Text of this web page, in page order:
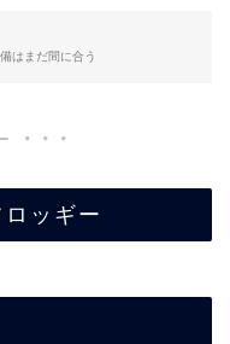
はまだ間に合う
ッギー